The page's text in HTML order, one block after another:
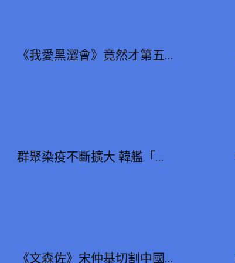
《我愛黑澀會》竟然才第五...
群聚染疫不斷擴大 韓艦「...
《文森佐》宋仲基切割中國...